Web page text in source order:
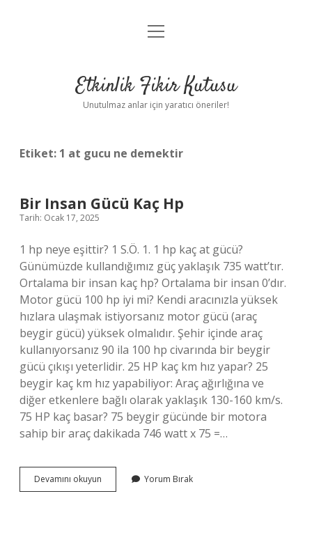
Anasayfa
Yasal Uyarı
menüyü
Etkinlik Fikir Kutusu
Unutulmaz anlar için yaratıcı öneriler!
Etiket: 1 at gucu ne demektir
Bir Insan Gücü Kaç Hp
Tarih: Ocak 17, 2025
1 hp neye eşittir? 1 S.Ö. 1. 1 hp kaç at gücü?
Günümüzde kullandığımız güç yaklaşık 735 watt’tır.
Ortalama bir insan kaç hp? Ortalama bir insan 0’dır.
Motor gücü 100 hp iyi mi? Kendi aracınızla yüksek
hızlara ulaşmak istiyorsanız motor gücü (araç
beygir gücü) yüksek olmalıdır. Şehir içinde araç
kullanıyorsanız 90 ila 100 hp civarında bir beygir
gücü çıkışı yeterlidir. 25 HP kaç km hız yapar? 25
beygir kaç km hız yapabiliyor: Araç ağırlığına ve
diğer etkenlere bağlı olarak yaklaşık 130-160 km/s.
75 HP kaç basar? 75 beygir gücünde bir motora
sahip bir araç dakikada 746 watt x 75 =…
Devamını okuyun
Insan
Yorum Bırak